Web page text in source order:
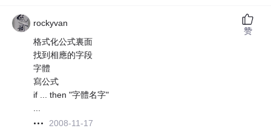
rockyvan
格式化公式裏面
找到相應的字段
字體
寫公式
if ... then "字體名字"
...
2008-11-17
赞